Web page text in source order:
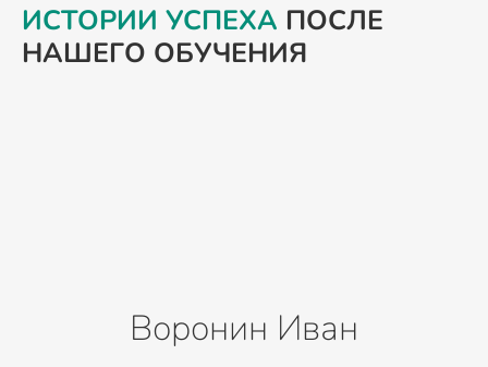
ИСТОРИИ УСПЕХА ПОСЛЕ
НАШЕГО ОБУЧЕНИЯ
Воронин Иван